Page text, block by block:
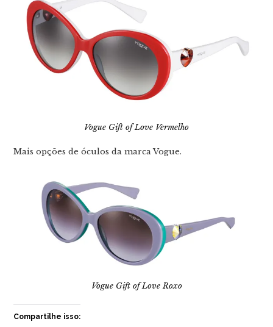
Vogue Gift of Love Vermelho
Mais opções de óculos da marca Vogue.
Vogue Gift of Love Roxo
Compartilhe isso: